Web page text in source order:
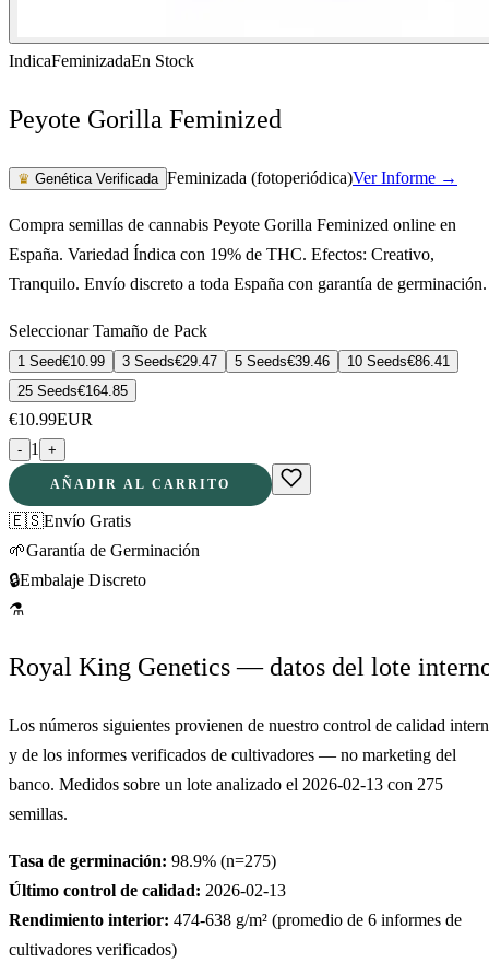
IndicaFeminizadaEn Stock
Peyote Gorilla Feminized
♛ Genética Verificada Feminizada (fotoperiódica)Ver Informe →
Compra semillas de cannabis Peyote Gorilla Feminized online en
España. Variedad Índica con 19% de THC. Efectos: Creativo,
Tranquilo. Envío discreto a toda España con garantía de germinación.
Seleccionar Tamaño de Pack
1 Seed€10.99 3 Seeds€29.47 5 Seeds€39.46 10 Seeds€86.41
25 Seeds€164.85
€10.99EUR
- 1 +
AÑADIR AL CARRITO
🇪🇸Envío Gratis
🌱Garantía de Germinación
🔒Embalaje Discreto
⚗
Royal King Genetics — datos del lote
Los números siguientes provienen de nuestro control de calidad
y de los informes verificados de cultivadores — no marketing del
banco. Medidos sobre un lote analizado el 2026-02-13 con 275
semillas.
Tasa de germinación: 98.9% (n=275)
Último control de calidad: 2026-02-13
Rendimiento interior: 474-638 g/m² (promedio de 6 informes de
cultivadores verificados)